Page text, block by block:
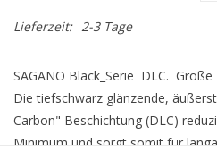
Lieferzeit: 2-3 Tage
SAGANO Black_Serie DLC. Größe
Die tiefschwarz glänzende,
Carbon" Beschichtung (DLC)
Minimum und sorgt somit für